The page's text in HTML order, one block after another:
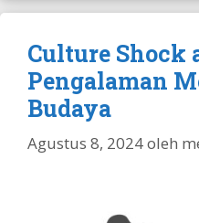
Culture Shock
Pengalaman
Budaya
Agustus 8, 2024oleh